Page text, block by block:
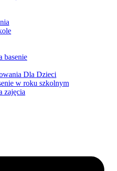
basenie
Dla Dzieci
w roku szkolnym
zajęcia